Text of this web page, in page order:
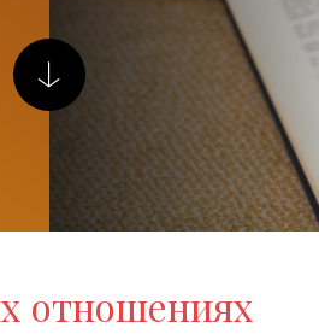
отношениях